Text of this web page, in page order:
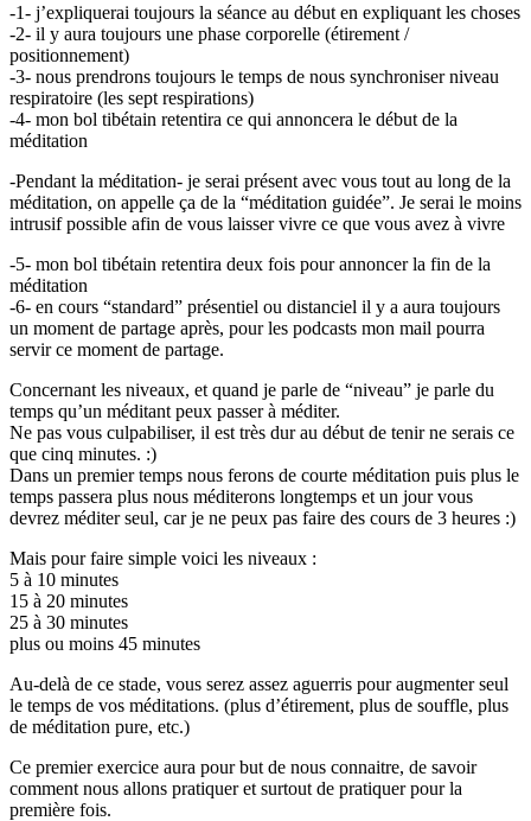
-1- j’expliquerai toujours la séance au début en expliquant les choses
-2- il y aura toujours une phase corporelle (étirement /
positionnement)
-3- nous prendrons toujours le temps de nous synchroniser niveau
respiratoire (les sept respirations)
-4- mon bol tibétain retentira ce qui annoncera le début de la
méditation
-Pendant la méditation- je serai présent avec vous tout au long de la
méditation, on appelle ça de la “méditation guidée”. Je serai le moins
intrusif possible afin de vous laisser vivre ce que vous avez à vivre
-5- mon bol tibétain retentira deux fois pour annoncer la fin de la
méditation
-6- en cours “standard” présentiel ou distanciel il y a aura toujours
un moment de partage après, pour les podcasts mon mail pourra
servir ce moment de partage.
Concernant les niveaux, et quand je parle de “niveau” je parle du
temps qu’un méditant peux passer à méditer.
Ne pas vous culpabiliser, il est très dur au début de tenir ne serais ce
que cinq minutes. :)
Dans un premier temps nous ferons de courte méditation puis plus le
temps passera plus nous méditerons longtemps et un jour vous
devrez méditer seul, car je ne peux pas faire des cours de 3 heures :)
Mais pour faire simple voici les niveaux :
5 à 10 minutes
15 à 20 minutes
25 à 30 minutes
plus ou moins 45 minutes
Au-delà de ce stade, vous serez assez aguerris pour augmenter seul
le temps de vos méditations. (plus d’étirement, plus de souffle, plus
de méditation pure, etc.)
Ce premier exercice aura pour but de nous connaitre, de savoir
comment nous allons pratiquer et surtout de pratiquer pour la
première fois.